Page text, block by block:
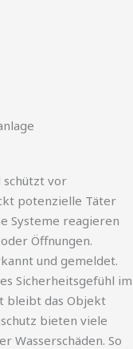
schützt vor
potenzielle Täter
Systeme reagieren
Öffnungen.
und gemeldet.
Sicherheitsgefühl im
bleibt das Objekt
bieten viele
Wasserschäden. So